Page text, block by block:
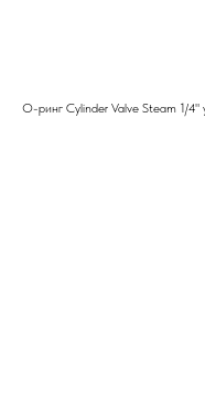
О-ринг Cylinder Valve Steam 1/4"